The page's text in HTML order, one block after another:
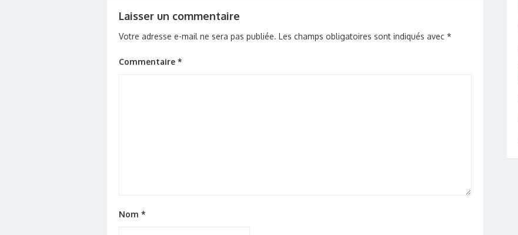
Laisser un commentaire
Votre adresse e-mail ne sera pas publiée. Les champs obligatoires sont indiqués avec *
Commentaire *
Nom *